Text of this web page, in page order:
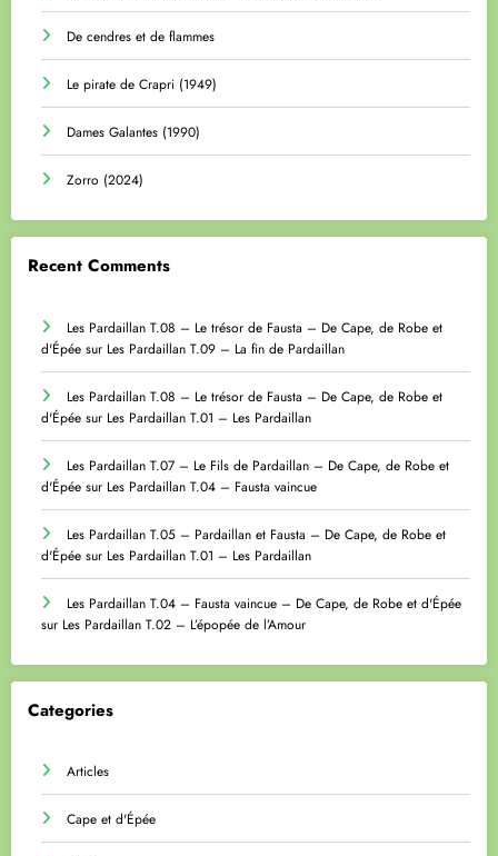
De cendres et de flammes
Le pirate de Crapri (1949)
Dames Galantes (1990)
Zorro (2024)
Recent Comments
Les Pardaillan T.08 – Le trésor de Fausta – De Cape, de Robe et
d'Épée sur Les Pardaillan T.09 – La fin de Pardaillan
Les Pardaillan T.08 – Le trésor de Fausta – De Cape, de Robe et
d'Épée sur Les Pardaillan T.01 – Les Pardaillan
Les Pardaillan T.07 – Le Fils de Pardaillan – De Cape, de Robe et
d'Épée sur Les Pardaillan T.04 – Fausta vaincue
Les Pardaillan T.05 – Pardaillan et Fausta – De Cape, de Robe et
d'Épée sur Les Pardaillan T.01 – Les Pardaillan
Les Pardaillan T.04 – Fausta vaincue – De Cape, de Robe et d'Épée
sur Les Pardaillan T.02 – L’épopée de l’Amour
Categories
Articles
Cape et d'Épée